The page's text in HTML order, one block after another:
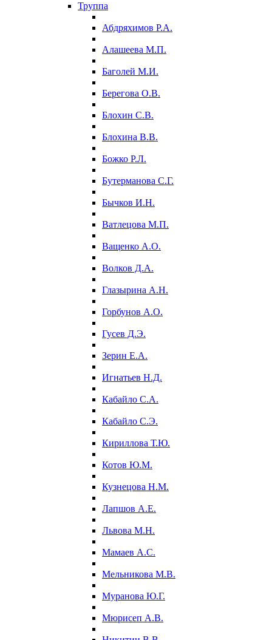
Труппа
Абдряхимов Р.А.
Алашеева М.П.
Баголей М.И.
Берегова О.В.
Блохин С.В.
Блохина В.В.
Божко Р.Л.
Бутерманова С.Г.
Бычков И.Н.
Ватлецова М.П.
Ващенко А.О.
Волков Д.А.
Глазырина А.Н.
Горбунов А.О.
Гусев Д.Э.
Зерин Е.А.
Игнатьев Н.Д.
Кабайло С.А.
Кабайло С.Э.
Кириллова Т.Ю.
Котов Ю.М.
Кузнецова Н.М.
Лапшов А.Е.
Львова М.Н.
Мамаев А.С.
Мельникова М.В.
Муранова Ю.Г.
Мюрисеп А.В.